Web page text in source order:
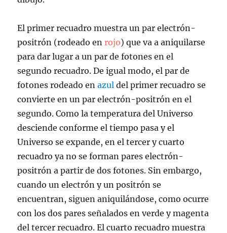
El primer recuadro muestra un par electrón-
positrón (rodeado en rojo) que va a aniquilarse
para dar lugar a un par de fotones en el
segundo recuadro. De igual modo, el par de
fotones rodeado enazul del primer recuadro se
convierte en un par electrón-positrón en el
segundo. Como la temperatura del Universo
desciende conforme el tiempo pasa y el
Universo se expande, en el tercer y cuarto
recuadro ya no se forman pares electrón-
positrón a partir de dos fotones. Sin embargo,
cuando un electrón y un positrón se
encuentran, siguen aniquilándose, como ocurre
con los dos pares señalados en verde y magenta
del tercer recuadro. El cuarto recuadro muestra